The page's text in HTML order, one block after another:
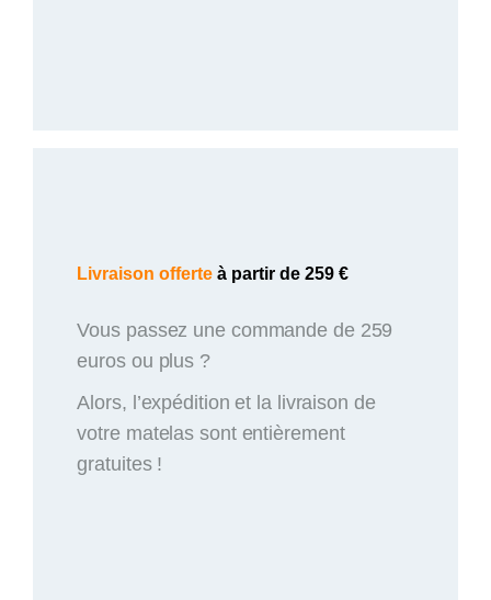
Livraison offerte à partir de 259 €
Vous passez une commande de 259
euros ou plus ?
Alors, l’expédition et la livraison de
votre matelas sont entièrement
gratuites !